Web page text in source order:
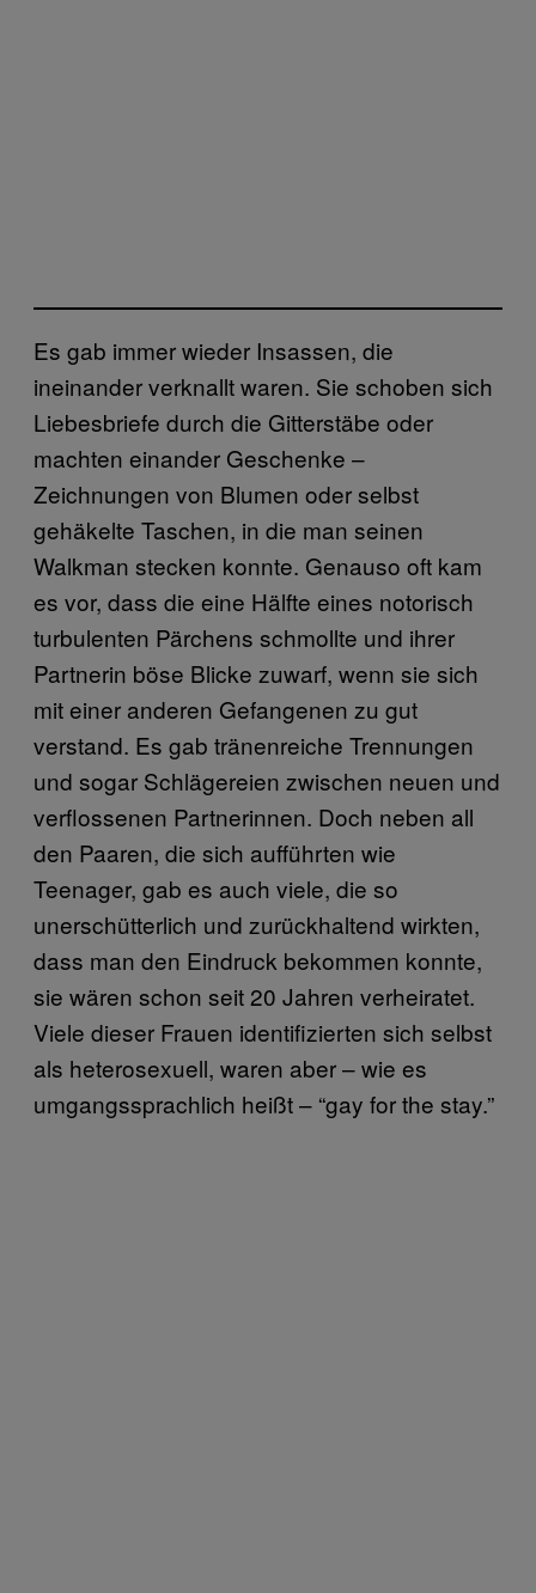
Es gab immer wieder Insassen, die
ineinander verknallt waren. Sie schoben sich
Liebesbriefe durch die Gitterstäbe oder
machten einander Geschenke –
Zeichnungen von Blumen oder selbst
gehäkelte Taschen, in die man seinen
Walkman stecken konnte. Genauso oft kam
es vor, dass die eine Hälfte eines notorisch
turbulenten Pärchens schmollte und ihrer
Partnerin böse Blicke zuwarf, wenn sie sich
mit einer anderen Gefangenen zu gut
verstand. Es gab tränenreiche Trennungen
und sogar Schlägereien zwischen neuen und
verflossenen Partnerinnen. Doch neben all
den Paaren, die sich aufführten wie
Teenager, gab es auch viele, die so
unerschütterlich und zurückhaltend wirkten,
dass man den Eindruck bekommen konnte,
sie wären schon seit 20 Jahren verheiratet.
Viele dieser Frauen identifizierten sich selbst
als heterosexuell, waren aber – wie es
umgangssprachlich heißt – “gay for the stay.”